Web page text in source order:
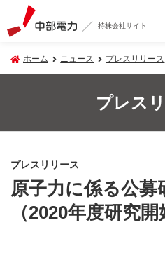
持株会社サイト
ホーム ニュース プレスリリース
プレス
プレスリリース
原子力に係る公募
（2020年度研究開